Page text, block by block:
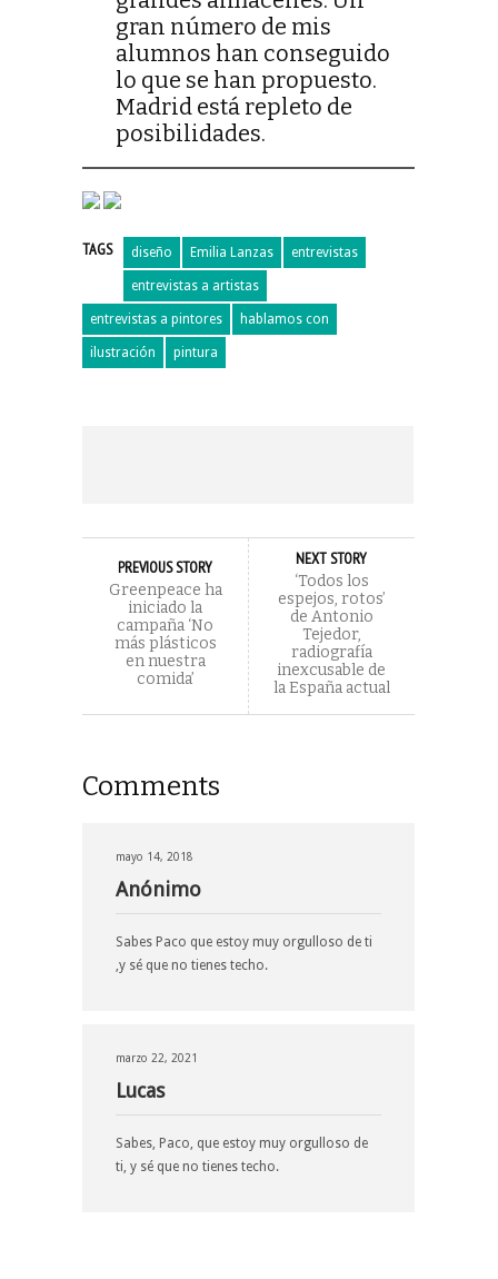
gran número de mis
alumnos han conseguido
lo que se han propuesto.
Madrid está repleto de
posibilidades.
TAGS diseño Emilia Lanzas entrevistas
entrevistas a artistas
entrevistas a pintores hablamos con
ilustración pintura
PREVIOUS STORY
Greenpeace ha
iniciado la
campaña ‘No
más plásticos
en nuestra
comida’
NEXT STORY
‘Todos los
espejos, rotos’
de Antonio
Tejedor,
radiografía
inexcusable de
la España actual
Comments
mayo 14, 2018
Anónimo
Sabes Paco que estoy muy orgulloso de ti
,y sé que no tienes techo.
marzo 22, 2021
Lucas
Sabes, Paco, que estoy muy orgulloso de
ti, y sé que no tienes techo.